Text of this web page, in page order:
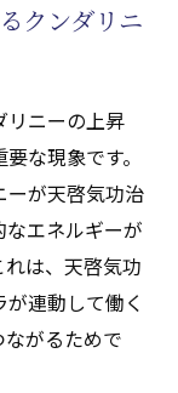
クンダリニ
リニーの上昇
な現象です。
ーが天啓気功治
エネルギーが
は、天啓気功
連動して働く
がるためで